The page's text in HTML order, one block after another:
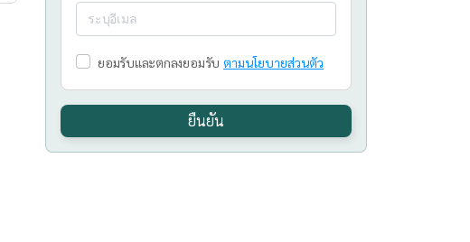
ยอมรับและตกลงยอมรับ ตามนโยบายส่วนตัว
ยืนยัน